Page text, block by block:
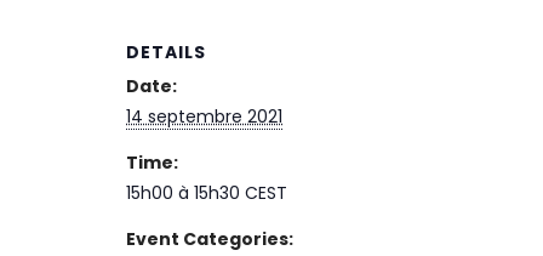
DETAILS
Date:
14 septembre 2021
Time:
15h00 à 15h30 CEST
Event Categories: